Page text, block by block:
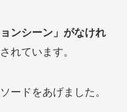
ョンシーン」がなけれ
れています。
ードをあげました。